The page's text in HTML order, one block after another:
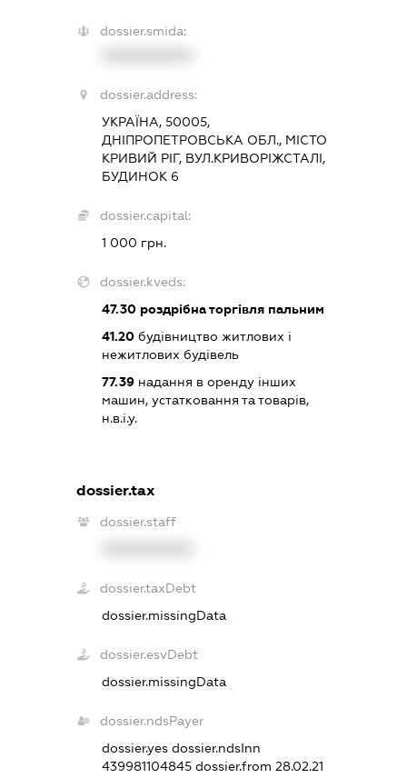
dossier.smida:
dossier.address:
УКРАЇНА, 50005,
ДНІПРОПЕТРОВСЬКА ОБЛ., МІСТО
КРИВИЙ РІГ, ВУЛ.КРИВОРІЖСТАЛІ,
БУДИНОК 6
dossier.capital:
1 000 грн.
dossier.kveds:
47.30роздрібна торгівля пальним
41.20будівництво житлових і
нежитлових будівель
77.39надання в оренду інших
машин, устатковання та товарів,
н.в.і.у.
dossier.tax
dossier.staff
dossier.taxDebt
dossier.missingData
dossier.esvDebt
dossier.missingData
dossier.ndsPayer
dossier.yes dossier.ndsInn
439981104845 dossier.from 28.02.21